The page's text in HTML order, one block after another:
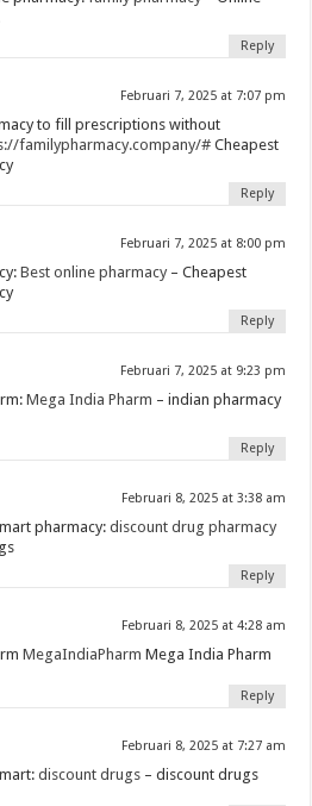
Reply
Februari 7, 2025 at 7:07 pm
to fill prescriptions without
familypharmacy.company/# Cheapest
Reply
Februari 7, 2025 at 8:00 pm
Best online pharmacy – Cheapest
Reply
Februari 7, 2025 at 9:23 pm
Mega India Pharm – indian pharmacy
Reply
Februari 8, 2025 at 3:38 am
pharmacy:discount drug pharmacy
Reply
Februari 8, 2025 at 4:28 am
MegaIndiaPharm Mega India Pharm
Reply
Februari 8, 2025 at 7:27 am
discount drugs – discount drugs